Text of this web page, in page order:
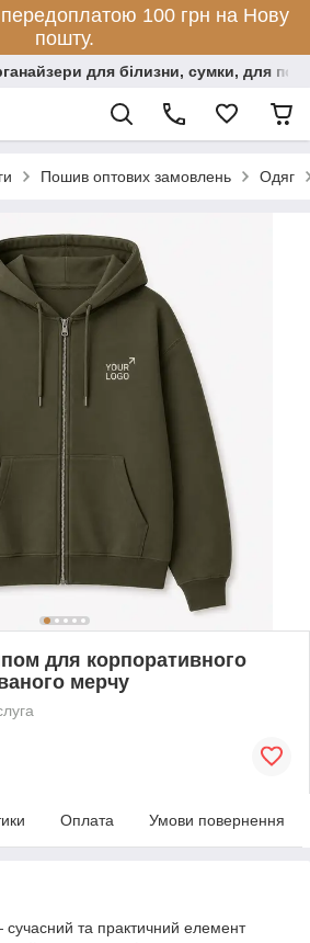
передоплатою 100 грн на Нову
пошту.
для білизни, сумки, для
Пошив оптових замовлень Одяг
для корпоративного
мерчу
Оплата Умови повернення
сучасний та практичний елемент